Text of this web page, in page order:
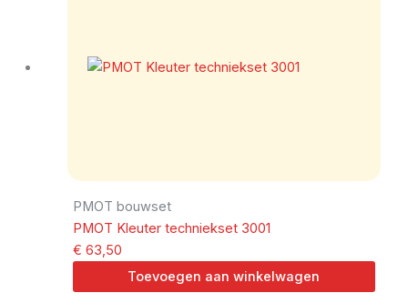
PMOT bouwset
PMOT Kleuter techniekset 3001
€ 63,50
Toevoegen aan winkelwagen